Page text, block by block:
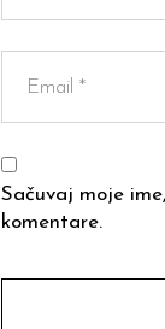
Sačuvaj moje
komentare.